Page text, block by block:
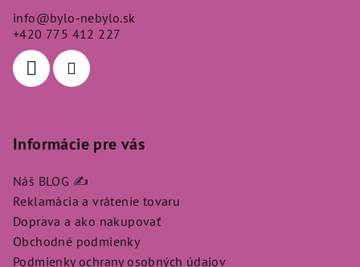
info@bylo-nebylo.sk
+420 775 412 227
Informácie pre vás
Náš BLOG ✍️
Reklamácia a vrátenie tovaru
Doprava a ako nakupovať
Obchodné podmienky
Podmienky ochrany osobných údajov